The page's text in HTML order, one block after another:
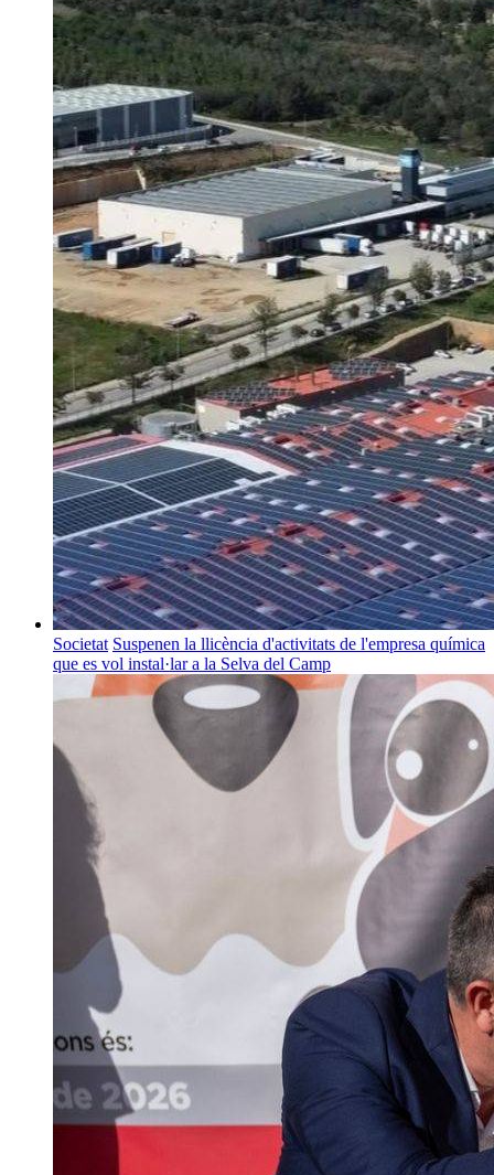
Societat Suspenen la llicència d'activitats de l'empresa química
que es vol instal·lar a la Selva del Camp